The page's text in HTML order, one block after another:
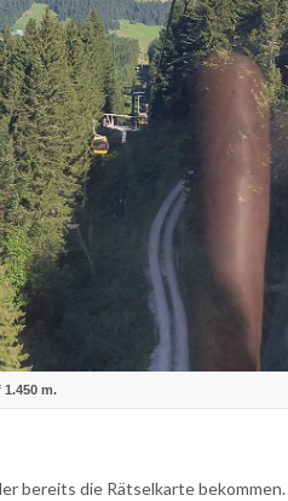
m.
bereits die Rätselkarte bekommen.